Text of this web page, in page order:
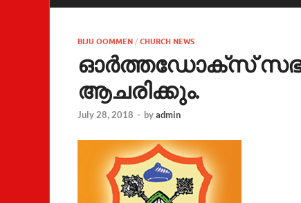
BIJU OOMMEN / CHURCH NEWS
ഓര്‍ത്തഡോക്സ് സഭ
ആചരിക്കും.
July 28, 2018 - byadmin